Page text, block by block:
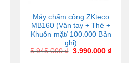
Máy chấm công ZKteco
MB160 (Vân tay + Thẻ +
Khuôn mặt/ 100.000 Bản
ghi)
5.945.000₫ 3.990.000 ₫